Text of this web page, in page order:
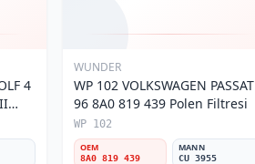
4
WUNDER
WP 102 VOLKSWAGEN PASSAT
96 8A0 819 439 Polen Filtresi
WP 102
OEM
8A0 819 439
MANN
CU 3955